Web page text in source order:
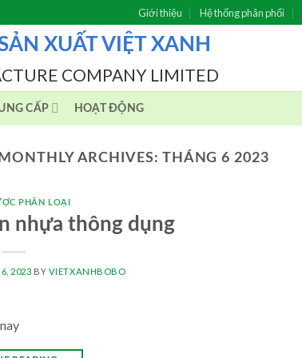
Giới thiệu Hệ thống phân phối
XUẤT VIỆT XANH
COMPANY LIMITED
CẤP HOẠT ĐỘNG
MONTHLY ARCHIVES: THÁNG 6 2023
PHÂN LOẠI
nhựa thông dụng
2023 BY VIETXANHBOBO